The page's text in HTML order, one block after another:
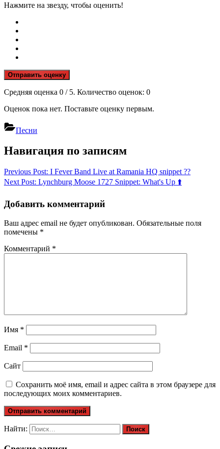
Нажмите на звезду, чтобы оценить!
Отправить оценку
Средняя оценка 0 / 5. Количество оценок: 0
Оценок пока нет. Поставьте оценку первым.
Песни
Навигация по записям
Previous Post: I Fever Band Live at Ramania HQ snippet ??
Next Post: Lynchburg Moose 1727 Snippet: What's Up ⬆️
Добавить комментарий
Ваш адрес email не будет опубликован. Обязательные поля
помечены *
Комментарий *
Имя *
Email *
Сайт
Сохранить моё имя, email и адрес сайта в этом браузере для
последующих моих комментариев.
Найти: